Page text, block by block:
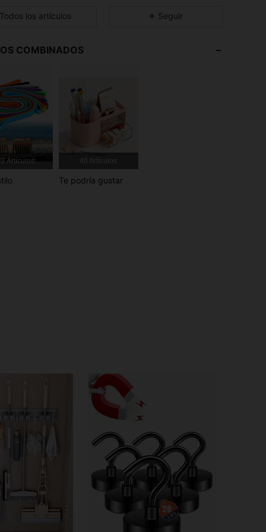
4.25 11
4.25 11
4.25 3
Todos los artículos Seguir
COMBINADOS
Artículos 40 Artículos
Te podría gustar